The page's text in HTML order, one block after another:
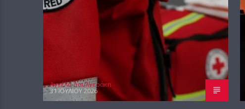
Αγγέλα Δουλγεράκη
31 ΙΟΥΛΊΟΥ 2026